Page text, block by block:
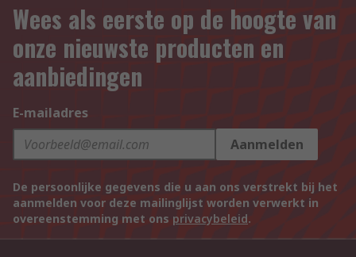
Wees als eerste op de hoogte van
onze nieuwste producten en
aanbiedingen
E-mailadres
Aanmelden
De persoonlijke gegevens die u aan ons verstrekt bij het
aanmelden voor deze mailinglijst worden verwerkt in
overeenstemming met ons privacybeleid.